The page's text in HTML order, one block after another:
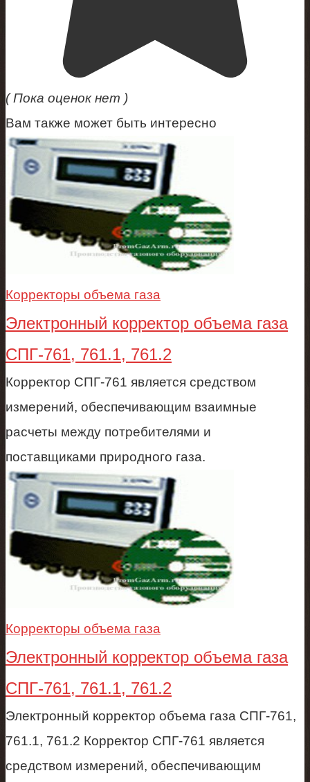
( Пока оценок нет )
Вам также может быть интересно
Корректоры объема газа
Электронный корректор объема газа
СПГ-761, 761.1, 761.2
Корректор СПГ-761 является средством
измерений, обеспечивающим взаимные
расчеты между потребителями и
поставщиками природного газа.
Корректоры объема газа
Электронный корректор объема газа
СПГ-761, 761.1, 761.2
Электронный корректор объема газа СПГ-761,
761.1, 761.2 Корректор СПГ-761 является
средством измерений, обеспечивающим